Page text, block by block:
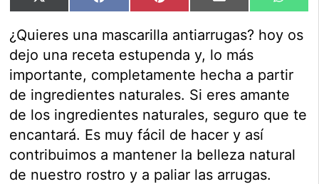
en
(Twitter) en en en en
¿Quieres una mascarilla antiarrugas? hoy os
dejo una receta estupenda y, lo más
importante, completamente hecha a partir
de ingredientes naturales. Si eres amante
de los ingredientes naturales, seguro que te
encantará. Es muy fácil de hacer y así
contribuimos a mantener la belleza natural
de nuestro rostro y a paliar las arrugas.